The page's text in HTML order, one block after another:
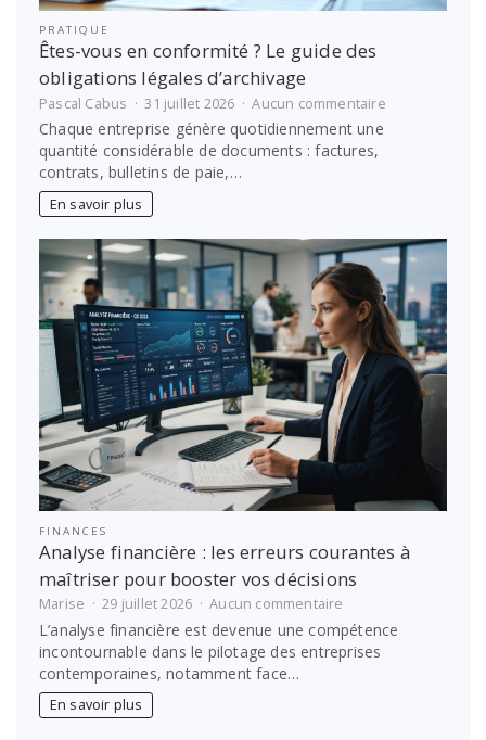
PRATIQUE
Êtes-vous en conformité ? Le guide des
obligations légales d’archivage
Pascal Cabus 31 juillet 2026 Aucun commentairesur
des
obligations
légales
d’archivage
Chaque entreprise génère quotidiennement une
quantité considérable de documents : factures,
contrats, bulletins de paie,…
En savoir plus
FINANCES
Analyse financière : les erreurs courantes à
maîtriser pour booster vos décisions
Marise 29 juillet 2026 Aucun commentaire
Analyse
financière
:
L’analyse financière est devenue une compétence
incontournable dans le pilotage des entreprises
contemporaines, notamment face…
En savoir plus